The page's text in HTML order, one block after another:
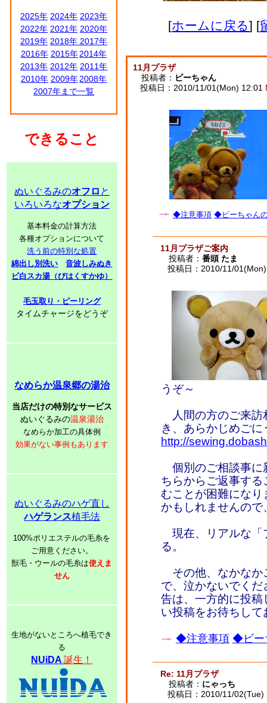
2025年 2024年 2023年
2022年 2021年 2020年
2019年 2018年 2017年
2016年 2015年 2014年
2013年 2012年 2011年
2010年 2009年 2008年
2007年まで一覧
できること
ぬいぐるみのオフロ と
いろいろなオプション
基本料金の計算方法
各種オプションについて
洗う前の特別な処置
綿出し別洗い
音波しみぬき
ビ白スカ湯（びはくすかゆ）
毛玉取り・ピーリング
タイムチャージをどうぞ
なめらか温泉郷の湯治
当店だけの特別なサービス
ぬいぐるみの温泉湯治
なめらか加工の具体例
効果がない事例もあります
ぬいぐるみのハゲ直し
ハゲランス植毛法
100%ポリエステルの毛糸を
ご用意ください。
獣毛・ウールの毛糸は使えま
せん
生地がないところへ植毛でき
る
NUiDA誕生！
[ホームに戻る] [
11月プラザ
投稿者： ビーちゃん
投稿日：2010/11/01(Mon) 12:01
◆注意事項 ◆ビーちゃん
11月プラザご案内
投稿者： 番頭 たま
投稿日：2010/11/
うぞ～
人間の方のご来訪
き、あらかじめご
http://
個別のご相談事に
ちらからご返事す
むことが困難にな
かもしれませんの
現在、リアルな「
る。
その他、なかなか
で、泣かないでく
告は、一方的に投
い投稿をお待ちして
◆注意事項 ◆ビー
Re: 11月プラザ
投稿者： にゃっち
投稿日：2010/11/